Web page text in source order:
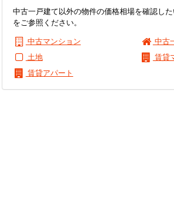
中古一戸建て以外の物件の価格相場を確認し
をご参照ください。
中古マンション
中古
土地
賃貸
賃貸アパート